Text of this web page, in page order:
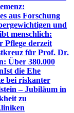
aus Forschung
und
menschlich:
Pflege derzeit
für Prof. Dr.
Über 380.000
Ist die Ehe
bei riskanter
– Jubiläum in
zu